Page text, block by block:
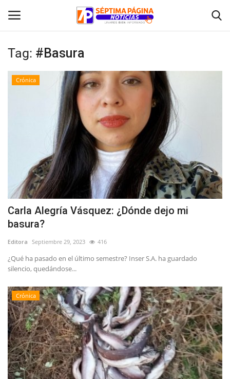
Inicio
Deporte
Política
Espectáculos
Tag: #Basura
Crónica
Carla Alegría Vásquez: ¿Dónde dejo mi
basura?
Editora Septiembre 29, 2023 416
¿Qué ha pasado en el último semestre? Inser S.A. ha guardado
silencio, quedándose...
Crónica